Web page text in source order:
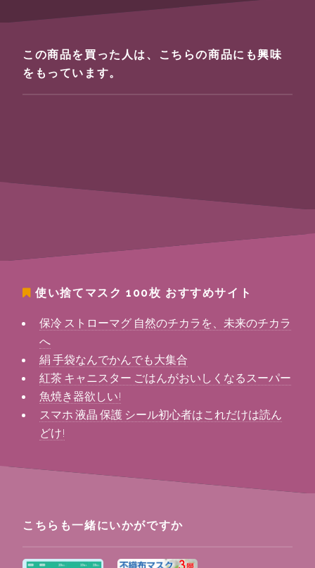
この商品を買った人は、こちらの商品にも興味
をもっています。
使い捨てマスク 100枚 おすすめサイト
保冷 ストローマグ 自然のチカラを、未来のチカラ
へ
絹 手袋なんでかんでも大集合
紅茶 キャニスター ごはんがおいしくなるスーパー
魚焼き器欲しい!
スマホ 液晶 保護 シール初心者はこれだけは読ん
どけ!
こちらも一緒にいかがですか